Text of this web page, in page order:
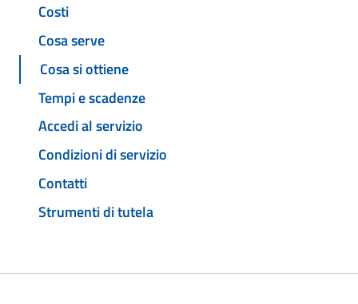
Costi
Cosa serve
Cosa si ottiene
Tempi e scadenze
Accedi al servizio
Condizioni di servizio
Contatti
Strumenti di tutela